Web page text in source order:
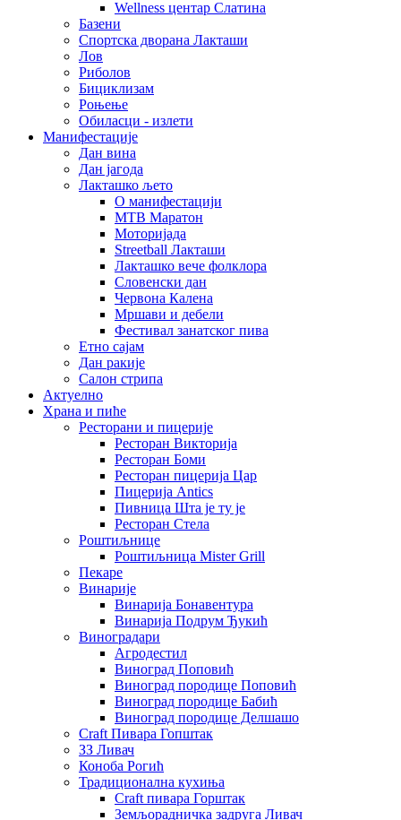
Wellness центар Слатина
Базени
Спортска дворана Лакташи
Лов
Риболов
Бициклизам
Роњење
Обиласци - излети
Манифестације
Дан вина
Дан јагода
Лакташко љето
О манифестацији
MTB Маратон
Моторијада
Streetball Лакташи
Лакташко вече фолклора
Словенски дан
Червона Калена
Мршави и дебели
Фестивал занатског пива
Етно сајам
Дан ракије
Салон стрипа
Актуелно
Храна и пиће
Ресторани и пицерије
Ресторан Викторија
Ресторан Боми
Ресторан пицерија Цар
Пицерија Аntics
Пивница Шта је ту је
Ресторан Стела
Роштиљнице
Роштиљница Mister Grill
Пекаре
Винарије
Винарија Бонавентура
Винарија Подрум Ђукић
Виноградари
Агродестил
Виноград Поповић
Виноград породице Поповић
Виноград породице Бабић
Виноград породице Делшашо
Craft Пивара Гопштак
ЗЗ Ливач
Коноба Рогић
Традиционална кухиња
Craft пивара Горштак
Земљорадничка задруга Ливач